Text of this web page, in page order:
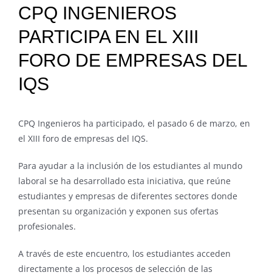
CPQ INGENIEROS
PARTICIPA EN EL XIII
FORO DE EMPRESAS DEL
IQS
CPQ Ingenieros ha participado, el pasado 6 de marzo, en
el XIII foro de empresas del IQS.
Para ayudar a la inclusión de los estudiantes al mundo
laboral se ha desarrollado esta iniciativa, que reúne
estudiantes y empresas de diferentes sectores donde
presentan su organización y exponen sus ofertas
profesionales.
A través de este encuentro, los estudiantes acceden
directamente a los procesos de selección de las